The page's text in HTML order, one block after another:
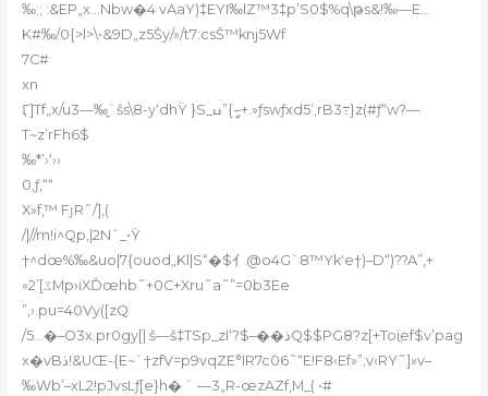
‰;; :&EP„x…Nbw�4 vAaY)‡EYI‰lZ™3‡p’S0$%q\թs&!‰—E…
K#‰/0{>l>\•&9D„z5Šy/»/t7:csŠ™knj5Wf
7C#
xn
Ӷ]Tf„x/u3—‰̼`šs\8-y‘dhŸ }S_ߎ”{ީ–+.»ƒswƒxd5’,rB3߹}z(#ƒ“w?—
T~z’rFh6$
‰*’›‘››
0,ƒ,““
X»f‚™ FȷR˜/]‚(
/|//m!i^Qp‚|2Nˆ_•Ÿ
†^dœ%‰&uo|7{ouod„Kl|S“�$亻@o4G`8™Ykʹe†)–D“)??A”‚+
«ػ]’2Mp›iXĎœhb˜ׁ+0C+Xru˜a˜”=0b3Ee
”‚›.pu=40Vy([zQ
/5…�–O3x.pr0gy[| š—š‡TSp_zI‘?$–��ذQ$$PG8?z[+Toiֳef$v’pag
x�vBذ!&UŒ-{E~`†zfV=p9vqZE°IR7c06˜“E!F8‹Ef»”;v‹RY˜]»v–
‰Wb’–xL2!pJvsLƒ[e}h� ` —3„R-œzAZf‚M_( •#